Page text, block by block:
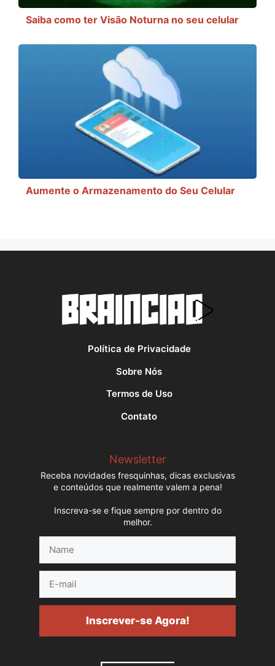
Saiba como ter Visão Noturna no seu celular
Aumente o Armazenamento do Seu Celular
Política de Privacidade
Sobre Nós
Termos de Uso
Contato
Newsletter
Receba novidades fresquinhas, dicas exclusivas
e conteúdos que realmente valem a pena!
Inscreva-se e fique sempre por dentro do
melhor.
mail
Inscrever-se Agora!